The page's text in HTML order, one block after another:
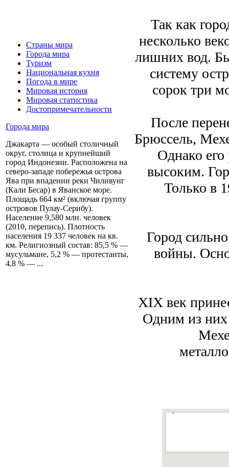
Страны мира
Города мира
Туризм
Национальная кухня
Погода в мире
Мировая история
Мировая статистика
Достопримечательности
Города мира
Джакарта — особый столичный
округ, столица и крупнейший
город Индонезии. Расположена на
северо-западе побережья острова
Ява при впадении реки Чиливунг
(Кали Бесар) в Яванское море.
Площадь 664 км² (включая группу
островов Пулау-Серибу).
Население 9,580 млн. человек
(2010, перепись). Плотность
населения 19 337 человек на кв.
км. Религиозный состав: 85,5 % —
мусульмане, 5,2 % — протестанты,
4,8 % — ...
Так как
несколько
лишних вод.
систему
сорок три
После
Брюссель,
Однако его
высоким.
Только в
Город
войны.
XIX век
Одним из них